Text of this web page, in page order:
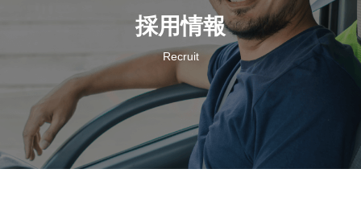
採用情報
Recruit